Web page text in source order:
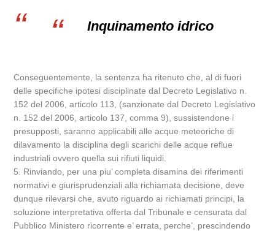
Inquinamento idrico
Conseguentemente, la sentenza ha ritenuto che, al di fuori
delle specifiche ipotesi disciplinate dal Decreto Legislativo n.
152 del 2006, articolo 113, (sanzionate dal Decreto Legislativo
n. 152 del 2006, articolo 137, comma 9), sussistendone i
presupposti, saranno applicabili alle acque meteoriche di
dilavamento la disciplina degli scarichi delle acque reflue
industriali ovvero quella sui rifiuti liquidi.
5. Rinviando, per una piu’ completa disamina dei riferimenti
normativi e giurisprudenziali alla richiamata decisione, deve
dunque rilevarsi che, avuto riguardo ai richiamati principi, la
soluzione interpretativa offerta dal Tribunale e censurata dal
Pubblico Ministero ricorrente e’ errata, perche’, prescindendo